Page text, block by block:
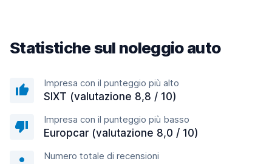
Statistiche sul noleggio auto
Impresa con il punteggio più alto
SIXT (valutazione 8,8 / 10)
Impresa con il punteggio più basso
Europcar (valutazione 8,0 / 10)
Numero totale di recensioni